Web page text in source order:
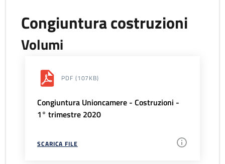
Congiuntura costruzioni
Volumi
PDF (107KB)
Congiuntura Unioncamere - Costruzioni -
1° trimestre 2020
SCARICA FILE